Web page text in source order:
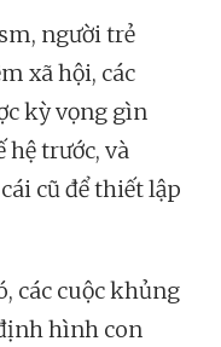
người trẻ
xã hội, các
kỳ vọng gìn
hệ trước, và
cũ để thiết lập
các cuộc khủng
hình con